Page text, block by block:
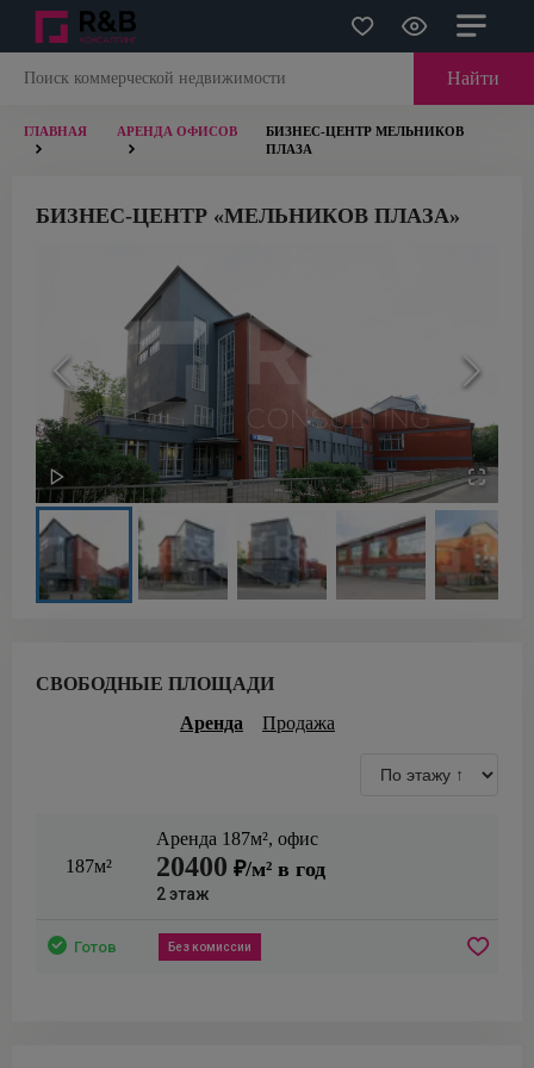
Найти
ГЛАВНАЯ АРЕНДА ОФИСОВ
БИЗНЕС-ЦЕНТР МЕЛЬНИКОВ
ПЛАЗА
БИЗНЕС-ЦЕНТР «МЕЛЬНИКОВ ПЛАЗА»
СВОБОДНЫЕ ПЛОЩАДИ
Аренда
Продажа
187м²
Аренда 187м², офис
20400 ₽/м² в год
2этаж
Готов Без комиссии